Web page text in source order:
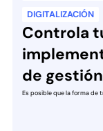
DIGITALIZACIÓN
Controla
de
Es posible que la forma de